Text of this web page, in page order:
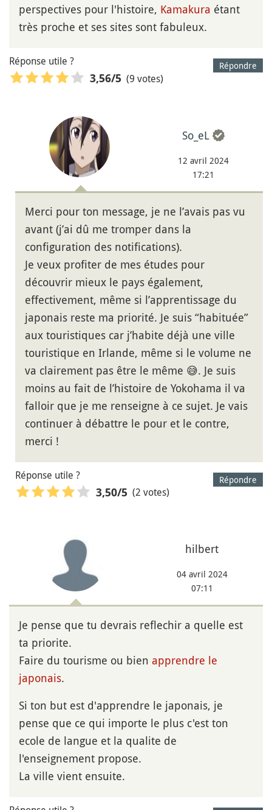
perspectives pour l'histoire, Kamakura étant
très proche et ses sites sont fabuleux.
Répondre
Réponse utile ?
3,56/5 (9 votes)
So_eL
12 avril 2024
17:21
Merci pour ton message, je ne l’avais pas vu
avant (j’ai dû me tromper dans la
configuration des notifications).
Je veux profiter de mes études pour
découvrir mieux le pays également,
effectivement, même si l’apprentissage du
japonais reste ma priorité. Je suis “habituée”
aux touristiques car j’habite déjà une ville
touristique en Irlande, même si le volume ne
va clairement pas être le même 😅. Je suis
moins au fait de l’histoire de Yokohama il va
falloir que je me renseigne à ce sujet. Je vais
continuer à débattre le pour et le contre,
merci !
Répondre
Réponse utile ?
3,50/5 (2 votes)
hilbert
04 avril 2024
07:11
Je pense que tu devrais reflechir a quelle est
ta priorite.
Faire du tourisme ou bien apprendre le
japonais.
Si ton but est d'apprendre le japonais, je
pense que ce qui importe le plus c'est ton
ecole de langue et la qualite de
l'enseignement propose.
La ville vient ensuite.